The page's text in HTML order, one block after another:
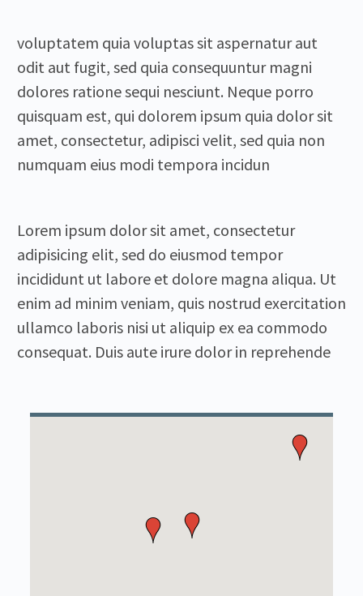
voluptatem quia voluptas sit aspernatur aut
odit aut fugit, sed quia consequuntur magni
dolores ratione sequi nesciunt. Neque porro
quisquam est, qui dolorem ipsum quia dolor sit
amet, consectetur, adipisci velit, sed quia non
numquam eius modi tempora incidun
Lorem ipsum dolor sit amet, consectetur
adipisicing elit, sed do eiusmod tempor
incididunt ut labore et dolore magna aliqua. Ut
enim ad minim veniam, quis nostrud exercitation
ullamco laboris nisi ut aliquip ex ea commodo
consequat. Duis aute irure dolor in reprehende